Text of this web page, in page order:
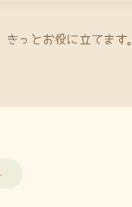
っとお役に立てます。